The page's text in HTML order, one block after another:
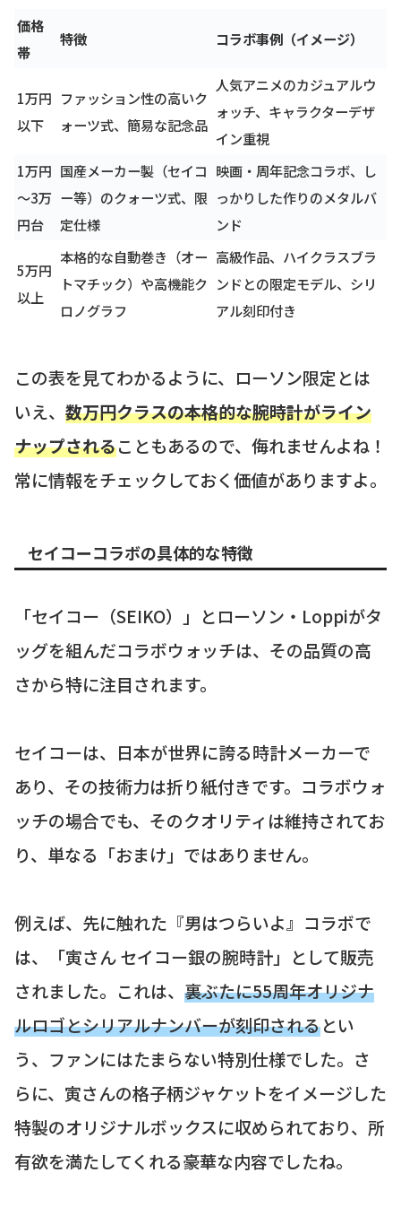
価格
帯
特徴 コラボ事例（イメージ）
1万円
以下
ファッション性の高いク
ォーツ式、簡易な記念品
人気アニメのカジュアルウ
ォッチ、キャラクターデザ
イン重視
1万円
～3万
円台
国産メーカー製（セイコ
ー等）のクォーツ式、限
定仕様
映画・周年記念コラボ、し
っかりした作りのメタルバ
ンド
5万円
以上
本格的な自動巻き（オー
トマチック）や高機能ク
ロノグラフ
高級作品、ハイクラスブラ
ンドとの限定モデル、シリ
アル刻印付き
この表を見てわかるように、ローソン限定とは
いえ、 数万円クラスの本格的な腕時計がライン
ナップされることもあるので、侮れませんよね！
常に情報をチェックしておく価値がありますよ。
セイコーコラボの具体的な特徴
「セイコー（SEIKO）」とローソン・Loppiがタ
ッグを組んだコラボウォッチは、その品質の高
さから特に注目されます。
セイコーは、日本が世界に誇る時計メーカーで
あり、その技術力は折り紙付きです。コラボウォ
ッチの場合でも、そのクオリティは維持されてお
り、単なる「おまけ」ではありません。
例えば、先に触れた『男はつらいよ』コラボで
は、「寅さん セイコー銀の腕時計」として販売
されました。これは、 裏ぶたに55周年オリジナ
ルロゴとシリアルナンバーが刻印されるとい
う、ファンにはたまらない特別仕様でした。さ
らに、寅さんの格子柄ジャケットをイメージした
特製のオリジナルボックスに収められており、所
有欲を満たしてくれる豪華な内容でしたね。